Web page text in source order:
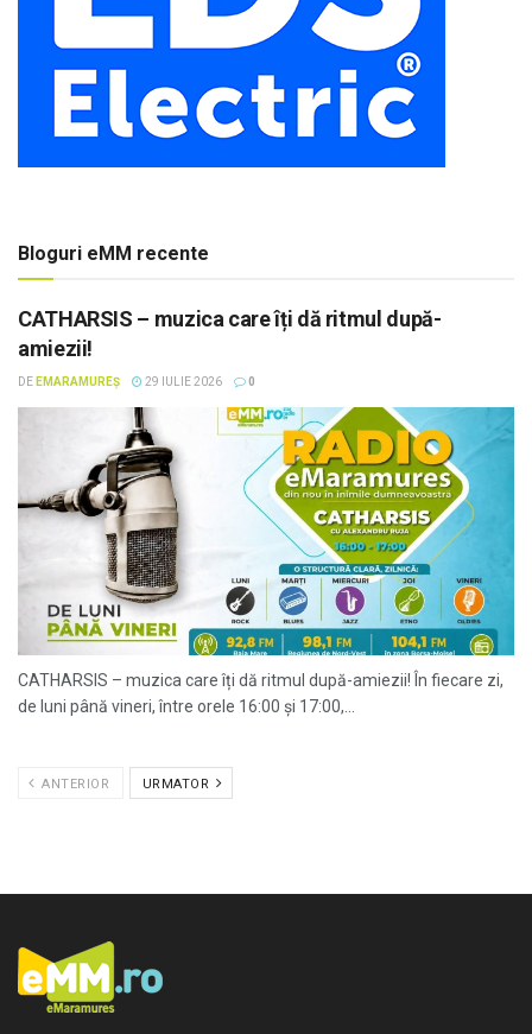
Bloguri eMM recente
CATHARSIS – muzica care îți dă ritmul după-
amiezii!
DE EMARAMUREȘ 29 IULIE 2026 0
CATHARSIS – muzica care îți dă ritmul după-amiezii! În fiecare zi,
de luni până vineri, între orele 16:00 și 17:00,...
ANTERIOR URMATOR